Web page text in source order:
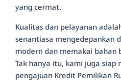
yang cermat.
Kualitas dan pelayanan
senantiasa mengedepankan
modern dan memakai bahan
Tak hanya itu, kami juga siap
pengajuan Kredit Pemilikan